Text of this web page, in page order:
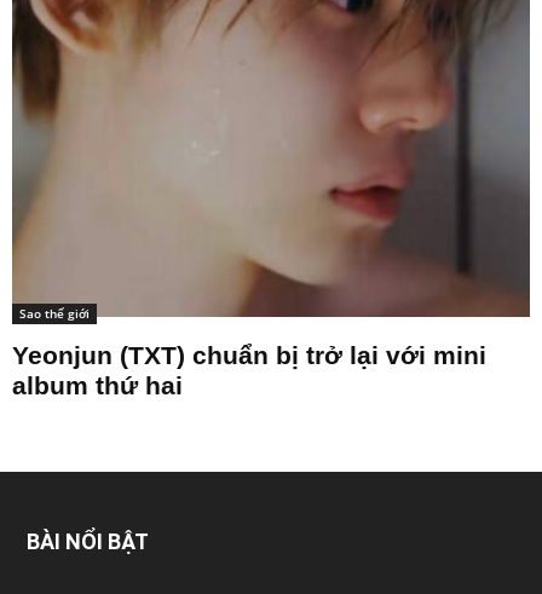
Sao thế giới
Yeonjun (TXT) chuẩn bị trở lại với mini
album thứ hai
BÀI NỔI BẬT